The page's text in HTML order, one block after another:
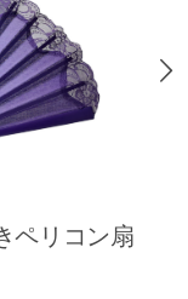
ペリコン扇